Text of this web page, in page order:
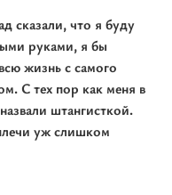
сказали, что я буду
руками, я бы
жизнь с самого
С тех пор как меня в
штангисткой.
уж слишком